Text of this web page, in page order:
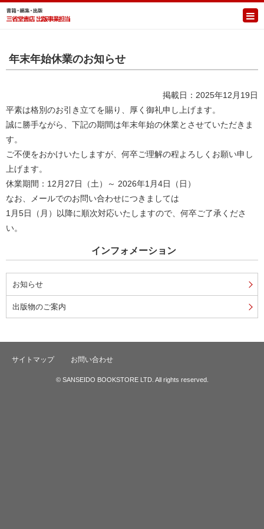
年末年始休業のお知らせ
掲載日：2025年12月19日
平素は格別のお引き立てを賜り、厚く御礼申し上げます。
誠に勝手ながら、下記の期間は年末年始の休業とさせていただきま
す。
ご不便をおかけいたしますが、何卒ご理解の程よろしくお願い申し
上げます。
休業期間：12月27日（土）～ 2026年1月4日（日）
なお、メールでのお問い合わせにつきましては
1月5日（月）以降に順次対応いたしますので、何卒ご了承くださ
い。
インフォメーション
お知らせ
出版物のご案内
サイトマップ お問い合わせ
© SANSEIDO BOOKSTORE LTD. All rights reserved.